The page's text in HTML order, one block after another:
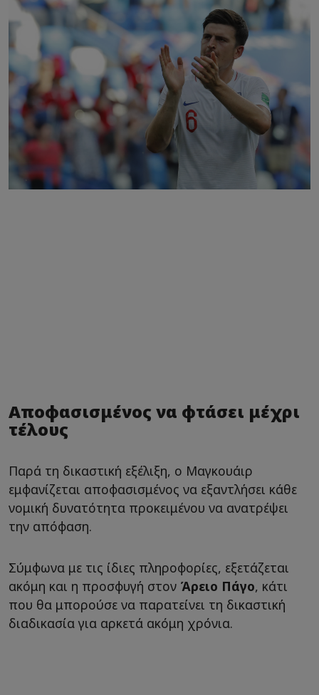
Αποφασισμένος να φτάσει μέχρι
τέλους
Παρά τη δικαστική εξέλιξη, ο Μαγκουάιρ
εμφανίζεται αποφασισμένος να εξαντλήσει κάθε
νομική δυνατότητα προκειμένου να ανατρέψει
την απόφαση.
Σύμφωνα με τις ίδιες πληροφορίες, εξετάζεται
ακόμη και η προσφυγή στον Άρειο Πάγο, κάτι
που θα μπορούσε να παρατείνει τη δικαστική
διαδικασία για αρκετά ακόμη χρόνια.